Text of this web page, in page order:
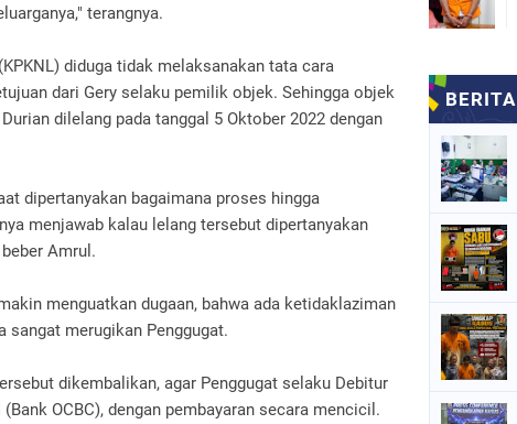
terangnya.
diduga tidak melaksanakan tata cara
dari Gery selaku pemilik objek. Sehingga objek
dilelang pada tanggal 5 Oktober 2022 dengan
dipertanyakan bagaimana proses hingga
menjawab kalau lelang tersebut dipertanyakan
Amrul.
menguatkan dugaan, bahwa ada ketidaklaziman
sangat merugikan Penggugat.
dikembalikan, agar Penggugat selaku Debitur
OCBC), dengan pembayaran secara mencicil.